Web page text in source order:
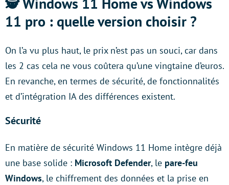
11 pro : quelle version choisir ?
On l’a vu plus haut, le prix n’est pas un souci, car dans
les 2 cas cela ne vous coûtera qu’une vingtaine d’euros.
En revanche, en termes de sécurité, de fonctionnalités
et d’intégration IA des différences existent.
Sécurité
En matière de sécurité Windows 11 Home intègre déjà
une base solide : Microsoft Defender, le pare-feu
Windows, le chiffrement des données et la prise en